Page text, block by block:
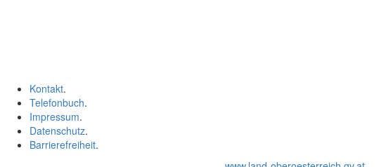
Kontakt.
Telefonbuch.
Impressum.
Datenschutz.
Barrierefreiheit.